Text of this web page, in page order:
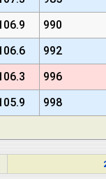
990
992
996
998